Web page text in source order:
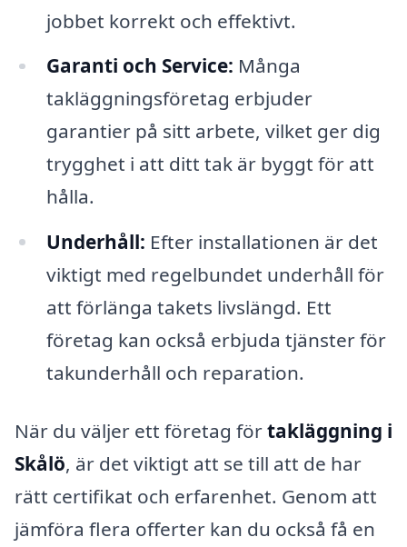
jobbet korrekt och effektivt.
Garanti och Service: Många
takläggningsföretag erbjuder
garantier på sitt arbete, vilket ger dig
trygghet i att ditt tak är byggt för att
hålla.
Underhåll: Efter installationen är det
viktigt med regelbundet underhåll för
att förlänga takets livslängd. Ett
företag kan också erbjuda tjänster för
takunderhåll och reparation.
När du väljer ett företag förtakläggning i
Skålö, är det viktigt att se till att de har
rätt certifikat och erfarenhet. Genom att
jämföra flera offerter kan du också få en